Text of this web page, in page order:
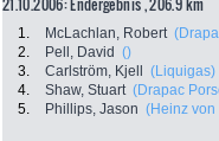
21.10.2006: Endergebnis , 206.9 km
1. McLachlan, Robert
2.
Pell, David ()
3.
Carlström, Kjell (Liquigas)
4.
Shaw, Stuart (Drapac
5.
Phillips, Jason (Heinz von